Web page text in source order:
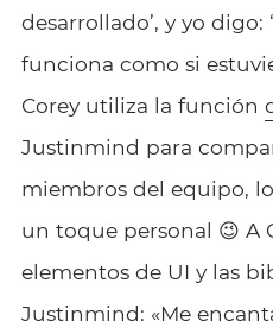
desarrollado’, y yo digo:
funciona como si
Corey utiliza la función
Justinmind para
miembros del equipo,
un toque personal 😉 A
elementos de UI y las
Justinmind: «Me